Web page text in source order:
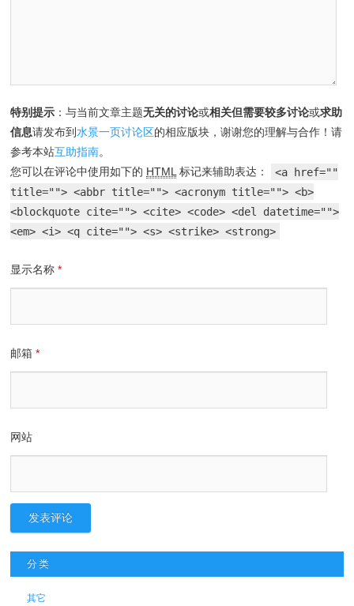
特别提示 ：与当前文章主题无关的讨论或相关但需要较多讨论或求助
信息请发布到水景一页讨论区的相应版块，谢谢您的理解与合作！请
参考本站互助指南。
您可以在评论中使用如下的 HTML标记来辅助表达：
<a href=""
title=""> <abbr title=""> <acronym title=""> <b>
<blockquote cite=""> <cite> <code> <del datetime="">
<em> <i> <q cite=""> <s> <strike> <strong>
显示名称*
邮箱*
网站
分类
其它